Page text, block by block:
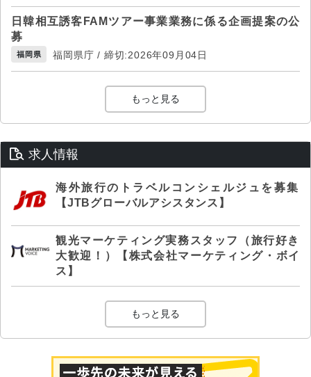
日韓相互誘客FAMツアー事業業務に係る企画提案の公
募
福岡県 福岡県庁 / 締切:2026年09月04日
もっと見る
求人情報
海外旅行のトラベルコンシェルジュを募集
【JTBグローバルアシスタンス】
観光マーケティング実務スタッフ（旅行好き
大歓迎！）【株式会社マーケティング・ボイ
ス】
もっと見る